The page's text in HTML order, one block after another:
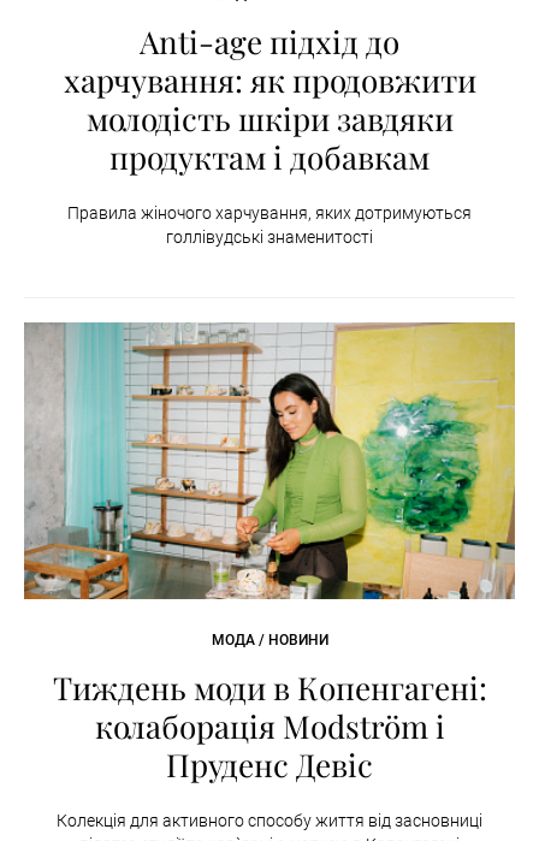
Anti-age підхід до
харчування: як продовжити
молодість шкіри завдяки
продуктам і добавкам
Правила жіночого харчування, яких дотримуються
голлівудські знаменитості
МОДА / НОВИНИ
Тиждень моди в Копенгагені:
колаборація Modström і
Пруденс Девіс
Колекція для активного способу життя від засновниці